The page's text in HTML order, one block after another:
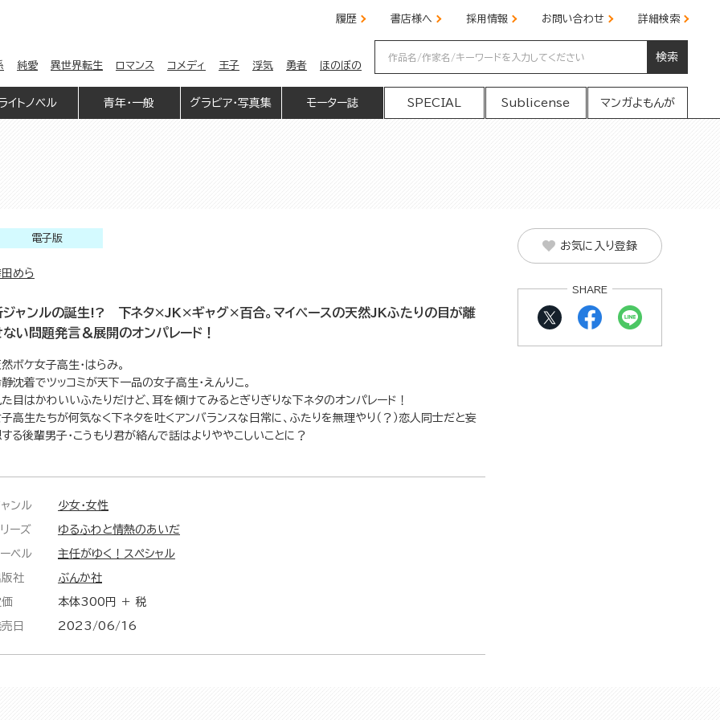
履歴 書店様へ 採用情報 お問い合わせ 詳細検索
純愛 異世界転生 ロマンス コメディ 王子 浮気 勇者 ほのぼの
検索
イトノベル 青年・一般 グラビア・写真集 モーター誌 SPECIAL Sublicense マンガよもんが
電子版
めら
ジャンルの誕生!? 下ネタ×JK×ギャグ×百合。マイペースの天然JKふたりの目が離
ない問題発言＆展開のオンパレード！
ボケ女子高生・はらみ。
沈着でツッコミが天下一品の女子高生・えんりこ。
目はかわいいふたりだけど、耳を傾けてみるとぎりぎりな下ネタのオンパレード！
高生たちが何気なく下ネタを吐くアンバランスな日常に、ふたりを無理やり（？）恋人同士だと妄
る後輩男子・こうもり君が絡んで話はよりややこしいことに？
ンル 少女・女性
ーズ ゆるふわと情熱のあいだ
ベル 主任がゆく！スペシャル
社 ぶんか社
本体300円 ＋ 税
日 2023/06/16
お気に入り登録
SHARE